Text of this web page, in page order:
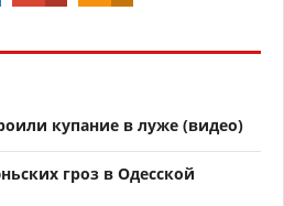
купание в луже (видео)
гроз в Одесской